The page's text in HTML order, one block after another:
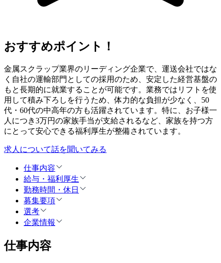
おすすめポイント！
金属スクラップ業界のリーディング企業で、運送会社ではな
く自社の運輸部門としての採用のため、安定した経営基盤の
もと長期的に就業することが可能です。業務ではリフトを使
用して積み下ろしを行うため、体力的な負担が少なく、50
代・60代の中高年の方も活躍されています。特に、お子様一
人につき3万円の家族手当が支給されるなど、家族を持つ方
にとって安心できる福利厚生が整備されています。
求人について話を聞いてみる
仕事内容
給与・福利厚生
勤務時間・休日
募集要項
選考
企業情報
仕事内容